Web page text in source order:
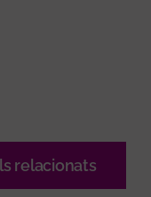
relacionats